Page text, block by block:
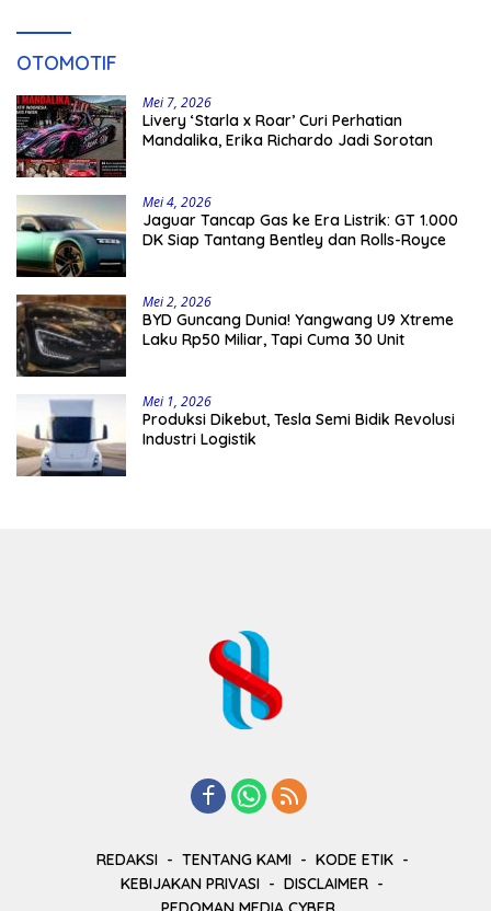
OTOMOTIF
Mei 7, 2026
Livery ‘Starla x Roar’ Curi Perhatian
Mandalika, Erika Richardo Jadi Sorotan
Mei 4, 2026
Jaguar Tancap Gas ke Era Listrik: GT 1.000
DK Siap Tantang Bentley dan Rolls-Royce
Mei 2, 2026
BYD Guncang Dunia! Yangwang U9 Xtreme
Laku Rp50 Miliar, Tapi Cuma 30 Unit
Mei 1, 2026
Produksi Dikebut, Tesla Semi Bidik Revolusi
Industri Logistik
REDAKSI TENTANG KAMI
KODE ETIK
KEBIJAKAN PRIVASI
DISCLAIMER